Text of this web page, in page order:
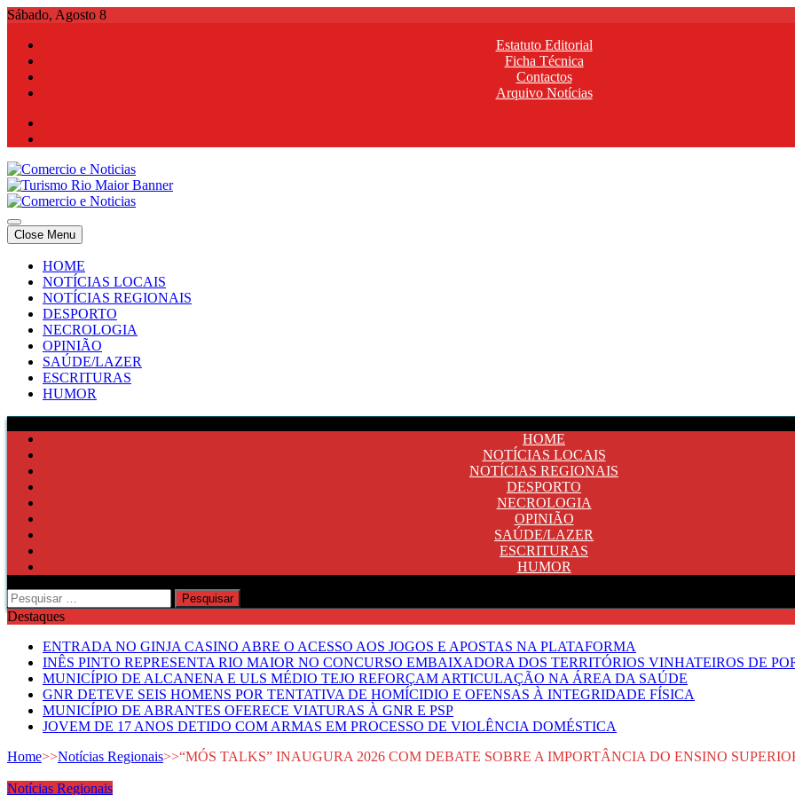
Skip
content
Sábado, Agosto 8
Estatuto Editorial
Ficha Técnica
Contactos
Arquivo Notícias
Comercio e Noticias
Notícias e Publicidade Online
Comercio e Noticias
Notícias e Publicidade Online
Close Menu
HOME
NOTÍCIAS LOCAIS
NOTÍCIAS REGIONAIS
DESPORTO
NECROLOGIA
OPINIÃO
SAÚDE/LAZER
ESCRITURAS
HUMOR
HOME
NOTÍCIAS LOCAIS
NOTÍCIAS REGIONAIS
DESPORTO
NECROLOGIA
OPINIÃO
SAÚDE/LAZER
ESCRITURAS
HUMOR
Pesquisar
por:
Destaques
ENTRADA NO GINJA CASINO ABRE O ACESSO AOS JOGOS E APOSTAS NA PLATAFORMA
INÊS PINTO REPRESENTA RIO MAIOR NO CONCURSO EMBAIXADORA DOS TERRITÓRIOS VINHATEIROS DE
MUNICÍPIO DE ALCANENA E ULS MÉDIO TEJO REFORÇAM ARTICULAÇÃO NA ÁREA DA SAÚDE
GNR DETEVE SEIS HOMENS POR TENTATIVA DE HOMÍCIDIO E OFENSAS À INTEGRIDADE FÍSICA
MUNICÍPIO DE ABRANTES OFERECE VIATURAS À GNR E PSP
JOVEM DE 17 ANOS DETIDO COM ARMAS EM PROCESSO DE VIOLÊNCIA DOMÉSTICA
Home>>Notícias Regionais>>“MÓS TALKS” INAUGURA 2026 COM DEBATE SOBRE A IMPORTÂNCIA DO ENSINO
Notícias Regionais